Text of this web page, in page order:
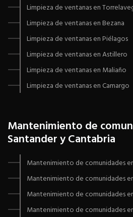
Limpieza de ventanas en
Limpieza de ventanas en Bezana
Limpieza de ventanas en Piélagos
Limpieza de ventanas en Astillero
Limpieza de ventanas en Maliaño
Limpieza de ventanas en Camargo
Mantenimiento de
Santander y Cantabria
Mantenimiento de comunidades
Mantenimiento de comunidades
Mantenimiento de comunidades
Mantenimiento de comunidades